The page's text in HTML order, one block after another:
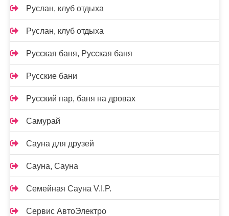
Руслан, клуб отдыха
Руслан, клуб отдыха
Русская баня, Русская баня
Русские бани
Русский пар, баня на дровах
Самурай
Сауна для друзей
Сауна, Сауна
Семейная Сауна V.I.P.
Сервис АвтоЭлектро